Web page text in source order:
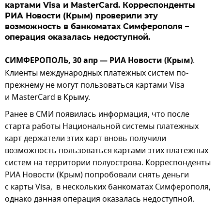
картами Visa и MasterCard. Корреспонденты
РИА Новости (Крым) проверили эту
возможность в банкоматах Симферополя –
операция оказалась недоступной.
СИМФЕРОПОЛЬ, 30 апр — РИА Новости (Крым).
Клиенты международных платежных систем по-
прежнему не могут пользоваться картами Visa
и MasterCard в Крыму.
Ранее в СМИ появилась информация, что после
старта работы Национальной системы платежных
карт держатели этих карт вновь получили
возможность пользоваться картами этих платежных
систем на территории полуострова. Корреспонденты
РИА Новости (Крым) попробовали снять деньги
с карты Visa, в нескольких банкоматах Симферополя,
однако данная операция оказалась недоступной.